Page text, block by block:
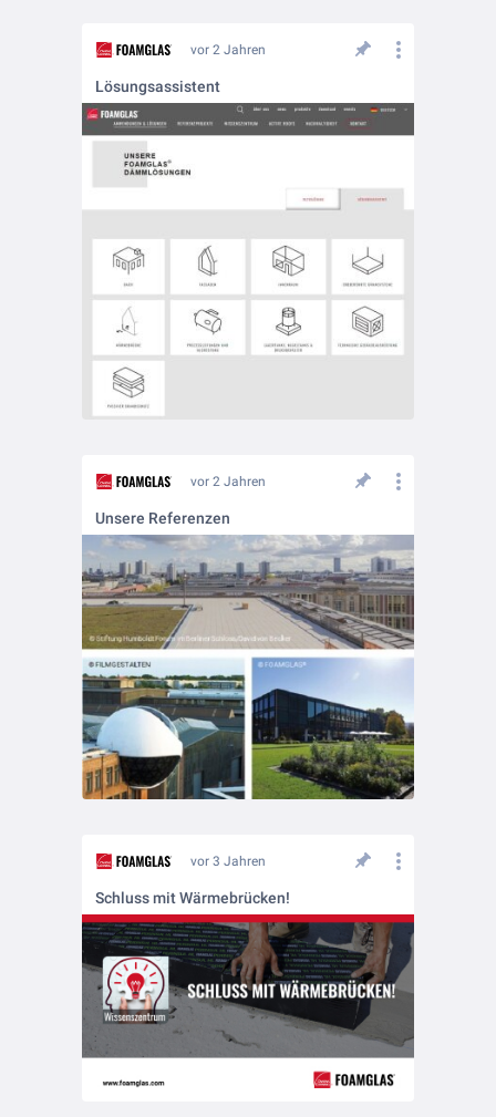
vor 2 Jahren
Lösungsassistent
vor 2 Jahren
Unsere Referenzen
vor 3 Jahren
Schluss mit Wärmebrücken!